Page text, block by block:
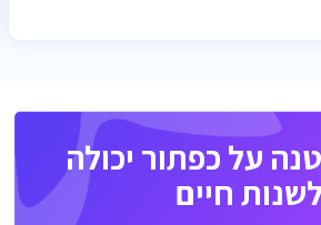
על כפתור יכולה
לשנות חיים